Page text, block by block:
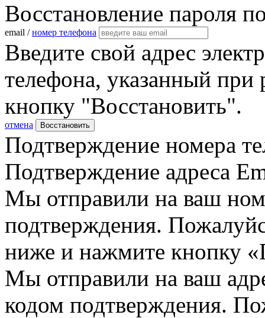
Восстановление пароля
email /номер телефона
Введите свой адрес
телефона, указанный при
кнопку "Восстановить".
отмена Восстановить
Подтверждение номера
Подтверждение адреса
Мы отправили на ваш
подтверждения.
ниже и нажмите кнопку
Мы отправили на ваш
кодом подтверждения.